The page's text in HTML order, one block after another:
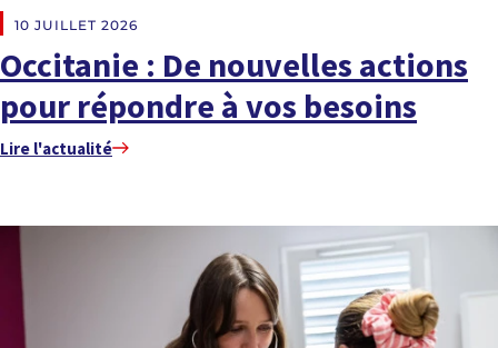
10 JUILLET 2026
Occitanie : De nouvelles actions
pour répondre à vos besoins
Lire l'actualité